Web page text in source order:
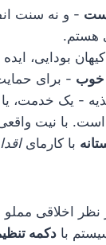
- و نه سنت
هستم.
بودایی، ایده
خوب - برای
- یک خدمت،
است. با نیت
با کارمای
نظر اخلاقی
با دکمه